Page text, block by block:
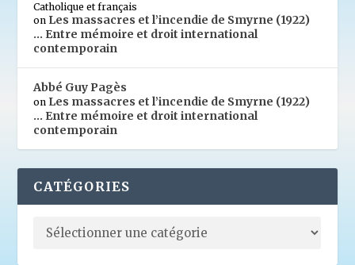
Catholique et français
on Les massacres et l’incendie de Smyrne (1922)
… Entre mémoire et droit international
contemporain
Abbé Guy Pagès
on Les massacres et l’incendie de Smyrne (1922)
… Entre mémoire et droit international
contemporain
CATÉGORIES